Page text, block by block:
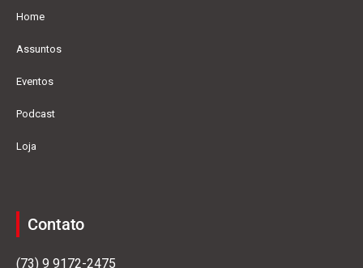
Home
Assuntos
Eventos
Podcast
Loja
Contato
(73) 9 9172-2475